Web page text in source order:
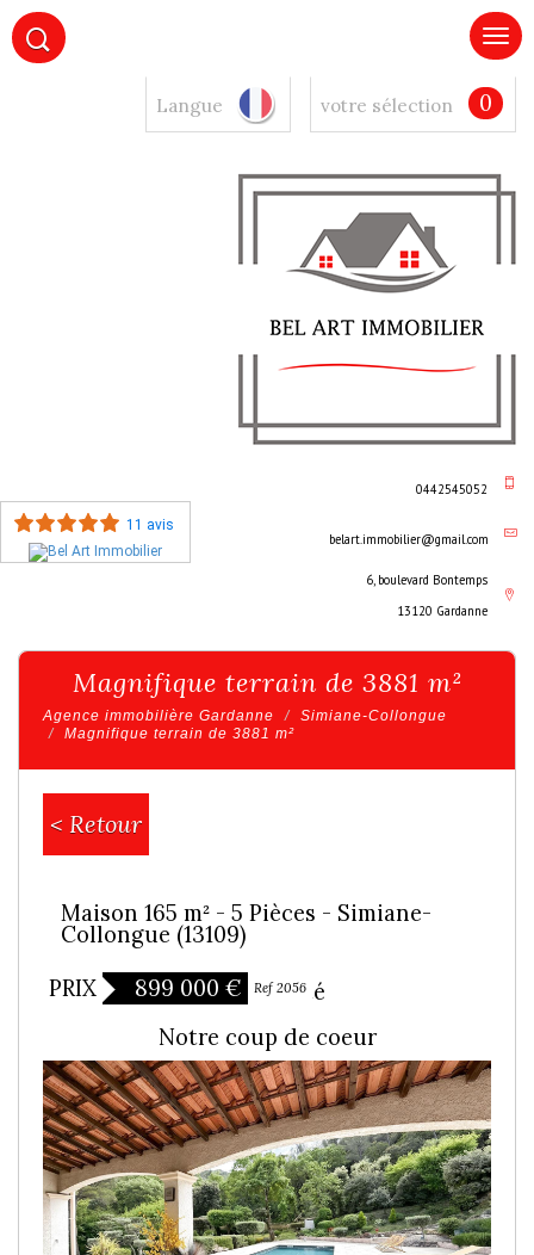
Langue votre sélection 0
0442545052
belart.immobilier@gmail.com
6, boulevard Bontemps
13120 Gardanne
11 avis
Magnifique terrain de 3881 m²
Agence immobilière Gardanne
Simiane-Collongue
Magnifique terrain de 3881 m²
< Retour
Maison 165 m² - 5 Pièces - Simiane-
Collongue (13109)
PRIX
899 000 € Ref 2056
Exclusivité
Notre coup de coeur